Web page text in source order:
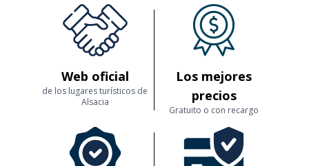
Web oficial
de los lugares turísticos de
Alsacia
Los mejores
precios
Gratuito o con recargo